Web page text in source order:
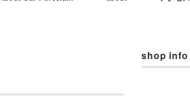
shop info